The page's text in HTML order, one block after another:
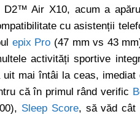
D2™ Air X10, acum a
cu asistenții
epix Pro (47 mm vs 43
activități sportive
mai întâi la ceas,
că în primul rând verific
Sleep Score, să văd cât